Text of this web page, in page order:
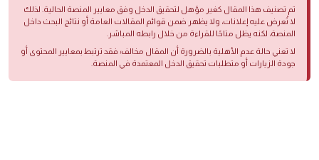
تم تصنيف هذا المقال كغير مؤهل لتحقيق الدخل وفق معايير المنصة الحالية. لذلك
لا تُعرض عليه إعلانات، ولا يظهر ضمن قوائم المقالات العامة أو نتائج البحث داخل
المنصة، لكنه يظل متاحًا للقراءة من خلال رابطه المباشر.
لا تعني حالة عدم الأهلية بالضرورة أن المقال مخالف؛ فقد ترتبط بمعايير المحتوى أو
جودة الزيارات أو متطلبات تحقيق الدخل المعتمدة في المنصة.